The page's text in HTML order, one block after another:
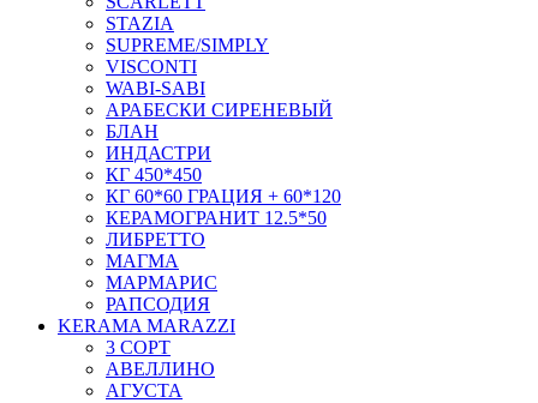
STAZIA
SUPREME/SIMPLY
VISCONTI
WABI-SABI
АРАБЕСКИ СИРЕНЕВЫЙ
БЛАН
ИНДАСТРИ
КГ 450*450
КГ 60*60 ГРАЦИЯ + 60*120
КЕРАМОГРАНИТ 12.5*50
ЛИБРЕТТО
МАГМА
МАРМАРИС
РАПСОДИЯ
KERAMA MARAZZI
3 СОРТ
АВЕЛЛИНО
АГУСТА